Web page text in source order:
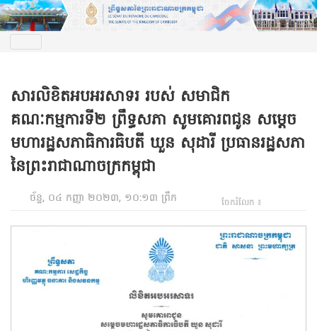
សារលិខិតអបអរសាទរ របស់ សមាជិក
គណៈកម្មការទី២ ព្រឹទ្ធសភា សូមគោរពជូន សម្តេច
មហារដ្ឋសភាធិការធិបតី ឃួន សុដារី ប្រធានរដ្ឋសភា
នៃព្រះរាជាណាចក្រកម្ពុជា
ច័ន្ទ, ០៤ កញ្ញា ២០២៣, ១០:១៣ ព្រឹក ចែករំលែក ៖